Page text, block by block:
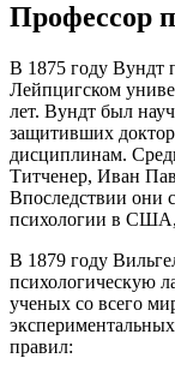
Профессор
В 1875 году Вундт
Лейпцигском
лет. Вундт был
защитивших
дисциплинам.
Титченер, Иван
Впоследствии они
психологии в
В 1879 году
психологическую
ученых со всего
правил: